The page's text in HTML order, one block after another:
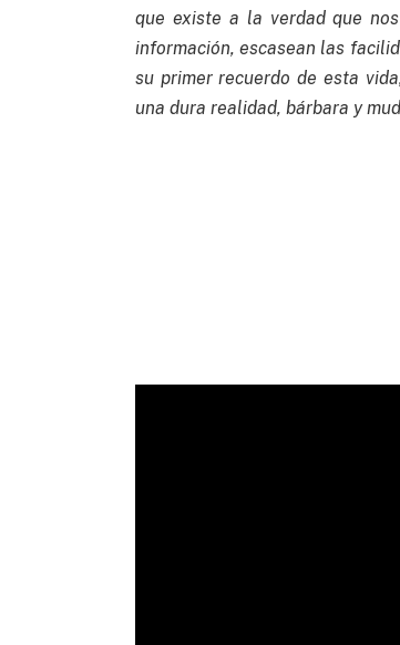
que existe a la verdad que
información, escasean las
su primer recuerdo de esta
una dura realidad, bárbara y